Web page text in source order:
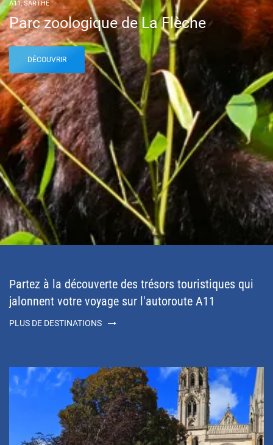
A11, SARTHE
Parc zoologique de La Flèche
DÉCOUVRIR
Partez à la découverte des trésors touristiques qui
jalonnent votre voyage sur l'autoroute A11
PLUS DE DESTINATIONS